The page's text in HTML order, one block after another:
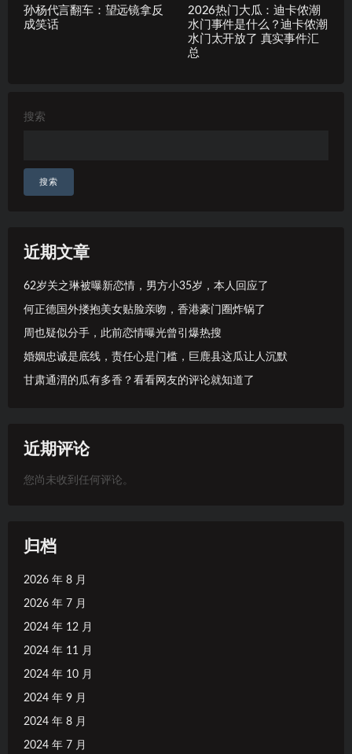
孙杨代言翻车：望远镜拿反
成笑话
2026热门大瓜：迪卡侬潮
水门事件是什么？迪卡侬潮
水门太开放了 真实事件汇
总
搜索
搜索
近期文章
62岁关之琳被曝新恋情，男方小35岁，本人回应了
何正德国外搂抱美女贴脸亲吻，香港豪门圈炸锅了
周也疑似分手，此前恋情曝光曾引爆热搜
婚姻忠诚是底线，责任心是门槛，巨鹿县这瓜让人沉默
甘肃通渭的瓜有多香？看看网友的评论就知道了
近期评论
您尚未收到任何评论。
归档
2026 年 8 月
2026 年 7 月
2024 年 12 月
2024 年 11 月
2024 年 10 月
2024 年 9 月
2024 年 8 月
2024 年 7 月